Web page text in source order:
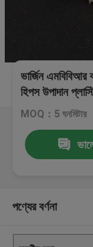
ভার্জিন এমবিবিআর
হিপস উপাদান
MOQ：5 ঘনমিটার
পণ্যের বর্ণনা